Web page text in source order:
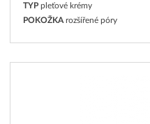
TYP pleťové krémy
POKOŽKA rozšířené póry